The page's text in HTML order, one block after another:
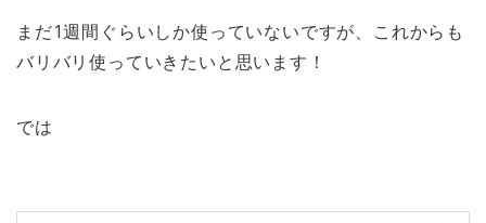
まだ1週間ぐらいしか使っていないですが、これからも
バリバリ使っていきたいと思います！
では